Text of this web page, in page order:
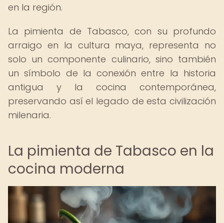
en la región.
La pimienta de Tabasco, con su profundo
arraigo en la cultura maya, representa no
solo un componente culinario, sino también
un símbolo de la conexión entre la historia
antigua y la cocina contemporánea,
preservando así el legado de esta civilización
milenaria.
La pimienta de Tabasco en la
cocina moderna